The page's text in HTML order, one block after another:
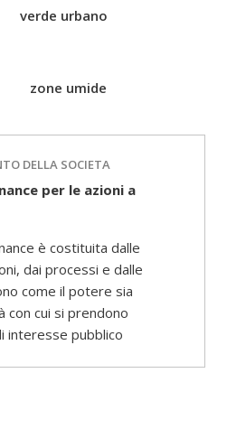
verde urbano
zone umide
DELLA SOCIETA
per le azioni a
è costituita dalle
dai processi e dalle
come il potere sia
con cui si prendono
interesse pubblico